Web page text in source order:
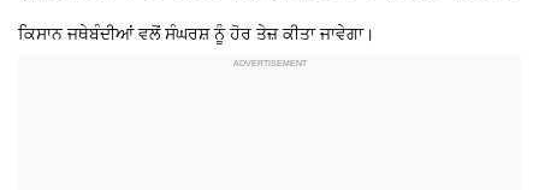
ਕਿਸਾਨ ਜਥੇਬੰਦੀਆਂ ਵਲੋਂ ਸੰਘਰਸ਼ ਨੂੰ ਹੋਰ ਤੇਜ਼ ਕੀਤਾ ਜਾਵੇਗਾ।